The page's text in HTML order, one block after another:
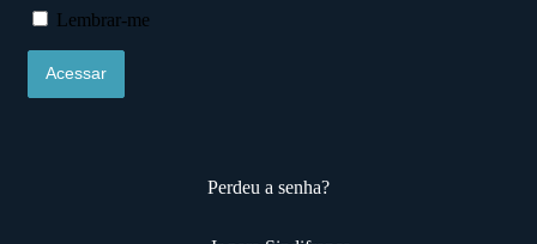
Lembrar-me
Perdeu a senha?